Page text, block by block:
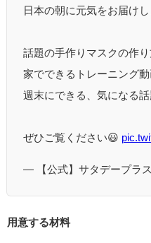
日本の朝に元気をお届け
話題の手作りマスクの作り
家でできるトレーニング動
週末にできる、気になる話
ぜひご覧ください😃
— 【公式】サタデープラ
用意する材料